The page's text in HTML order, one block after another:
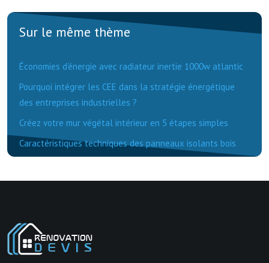
Sur le même thème
Économies d’énergie avec radiateur inertie 1000w atlantic
Pourquoi intégrer les CEE dans la stratégie énergétique
des entreprises industrielles ?
Créez votre mur végétal intérieur en 5 étapes simples
Caractéristiques techniques des panneaux isolants bois